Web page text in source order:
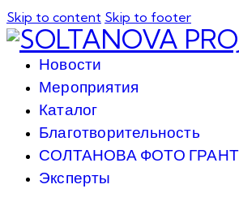
Skip to content Skip to footer
Новости
Мероприятия
Каталог
Благотворительность
СОЛТАНОВА ФОТО ГРАНТ
Эксперты